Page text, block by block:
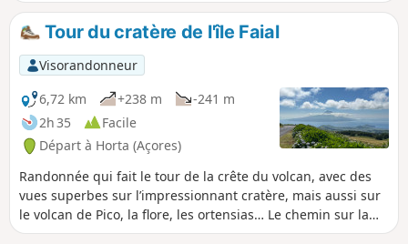
Tour du cratère de l'île Faial
Visorandonneur
6,72 km
+238 m
-241 m
2h 35
Facile
Départ à Horta (Açores)
Randonnée qui fait le tour de la crête du volcan, avec des
vues superbes sur l’impressionnant cratère, mais aussi sur
le volcan de Pico, la flore, les ortensias… Le chemin sur la
crête est parfois très étroit, deux personnes ne pouvant se